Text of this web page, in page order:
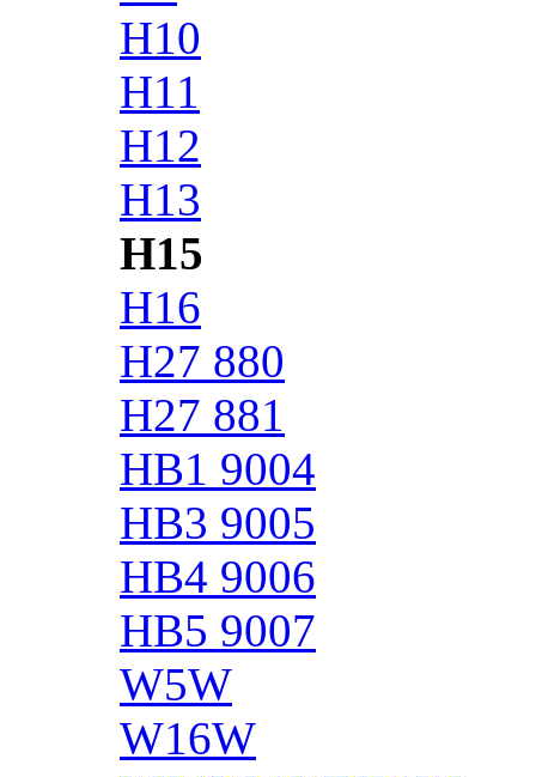
H10
H11
H12
H13
H15
H16
H27 880
H27 881
HB1 9004
HB3 9005
HB4 9006
HB5 9007
W5W
W16W